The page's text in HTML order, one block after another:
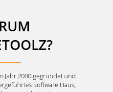
Jahr 2000 gegründet und
Software Haus,